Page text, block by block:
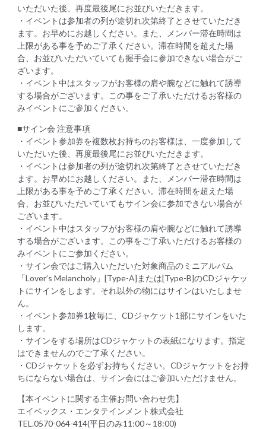
いただいた後、再度最後尾にお並びいただきます。
・イベントは参加者の列が途切れ次第終了とさせていただき
ます。お早めにお越しください。また、メンバー滞在時間は
上限がある事を予めご了承ください。滞在時間を超えた場
合、お並びいただいていても握手会に参加できない場合がご
ざいます。
・イベント中はスタッフがお客様の肩や腕などに触れて誘導
する場合がございます。この事をご了承いただけるお客様の
みイベントにご参加ください。
■サイン会 注意事項
・イベント参加券を複数枚お持ちのお客様は、一度参加して
いただいた後、再度最後尾にお並びいただきます。
・イベントは参加者の列が途切れ次第終了とさせていただき
ます。お早めにお越しください。また、メンバー滞在時間は
上限がある事を予めご了承ください。滞在時間を超えた場
合、お並びいただいていてもサイン会に参加できない場合が
ございます。
・イベント中はスタッフがお客様の肩や腕などに触れて誘導
する場合がございます。この事をご了承いただけるお客様の
みイベントにご参加ください。
・サイン会ではご購入いただいた対象商品のミニアルバム
「Lover’s Melancholy」[Type-A]または[Type-B]のCDジャケッ
トにサインをします。それ以外の物にはサインはいたしませ
ん。
・イベント参加券1枚毎に、CDジャケット1部にサインをいた
します。
・サインをする場所はCDジャケットの表紙になります。指定
はできませんのでご了承ください。
・CDジャケットを必ずお持ちください。CDジャケットをお持
ちにならない場合は、サイン会にはご参加いただけません。
【本イベントに関する主催お問い合わせ先】
エイベックス・エンタテインメント株式会社
TEL.0570-064-414(平日のみ11:00～18:00)